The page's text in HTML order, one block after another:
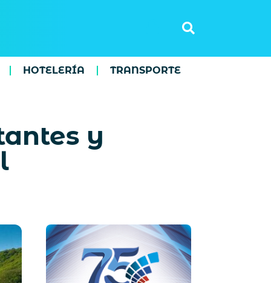
HOTELERÍA TRANSPORTE
y